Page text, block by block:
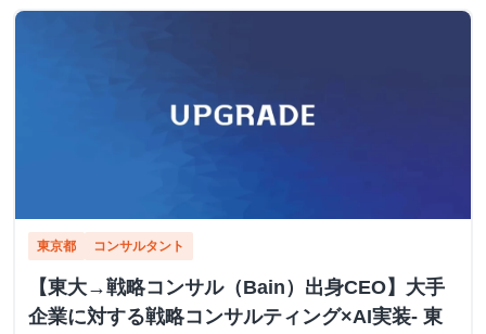
東京都 コンサルタント
【東大→戦略コンサル（Bain）出身CEO】大手
企業に対する戦略コンサルティング×AI実装- 東